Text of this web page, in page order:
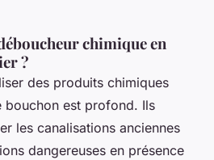
chimique en
?
des produits chimiques
bouchon est profond. Ils
les canalisations anciennes
dangereuses en présence